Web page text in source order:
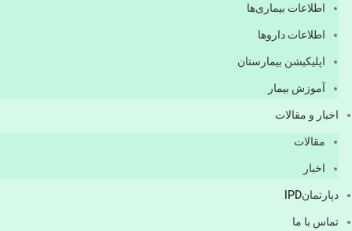
اطلاعات بیماری‌ها
اطلاعات دارو‌ها
اپليكيشن بيمارستان
آموزش بیمار
اخبار و مقالات
مقالات
اخبار
دپارتمانIPD
تماس با ما